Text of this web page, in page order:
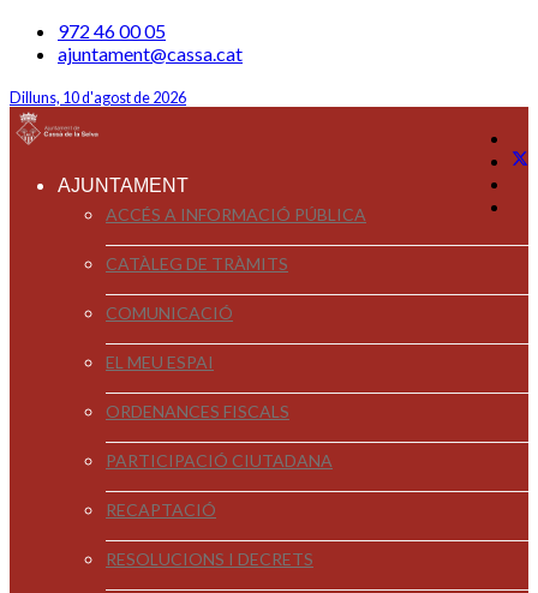
972 46 00 05
ajuntament@cassa.cat
Dilluns, 10 d'agost de 2026
AJUNTAMENT
ACCÉS A INFORMACIÓ PÚBLICA
CATÀLEG DE TRÀMITS
COMUNICACIÓ
EL MEU ESPAI
ORDENANCES FISCALS
PARTICIPACIÓ CIUTADANA
RECAPTACIÓ
RESOLUCIONS I DECRETS